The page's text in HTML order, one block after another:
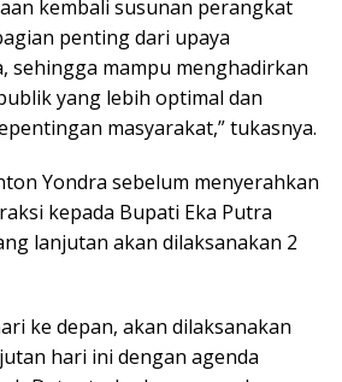
kembali susunan perangkat
penting dari upaya
sehingga mampu menghadirkan
yang lebih optimal dan
masyarakat,” tukasnya.
Yondra sebelum menyerahkan
kepada Bupati Eka Putra
lanjutan akan dilaksanakan 2
ke depan, akan dilaksanakan
hari ini dengan agenda